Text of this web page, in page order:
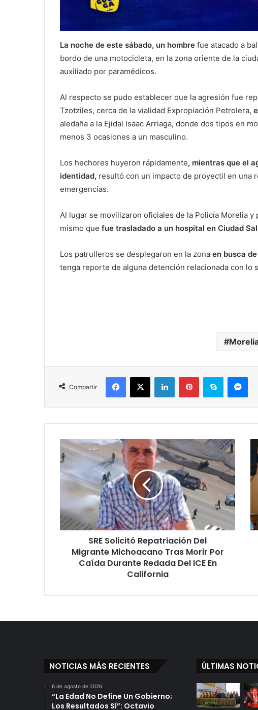
La noche de este sábado, un hombre fue atacado a
bordo de una motocicleta, en la zona oriente de la
auxiliado por paramédicos.
Al respecto se pudo establecer que la agresión fue
Tzotziles, cerca de la vialidad Expropiación Petrolera,
aledaña a la Ejidal Isaac Arriaga, donde dos tipos en
menos 3 ocasiones a un masculino.
Los hechores huyeron rápidamente, mientras que el
identidad, resultó con un impacto de proyectil en una
emergencias.
Al lugar se movilizaron oficiales de la Policía Morelia
mismo que fue trasladado a un hospital en Ciudad
Los patrulleros se desplegaron en la zona en busca
tenga reporte de alguna detención relacionada con lo
Compartir
Facebook
X LinkedInPinterestSkype
SRE
Solicitó
Repatriación
Del
Migrante
Michoacano
Tras
Morir
Por
Durante
Redada
SRE Solicitó Repatriación Del
Migrante Michoacano Tras Morir Por
Caída Durante Redada Del ICE En
California
De
Y
NOTICIAS MÁS RECIENTES
6 de agosto de 2026
“La Edad No Define Un Gobierno;
Los Resultados Sí”: Octavio
ÚLTIMAS